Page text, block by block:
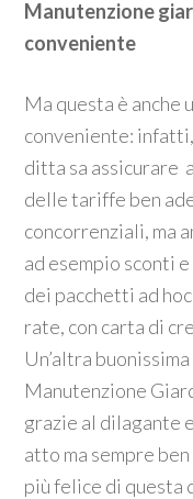
Manutenzione
conveniente
Ma questa è anche
conveniente:
ditta sa assicurare
delle tariffe ben
concorrenziali, ma
ad esempio sconti
dei pacchetti ad
rate, con carta di
Un’altra
Manutenzione
grazie al dilagante
atto ma sempre
più felice di questa